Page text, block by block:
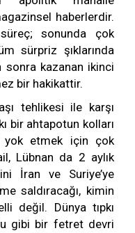
haberlerdir.
sonunda çok
sürpriz şıklarında
sonra kazanan ikinci
bir hakikattir.
tehlikesi ile karşı
bir ahtapotun kolları
yok etmek için çok
Lübnan da 2 aylık
İran ve Suriye’ye
saldıracağı, kimin
değil. Dünya tıpkı
gibi bir fetret devri